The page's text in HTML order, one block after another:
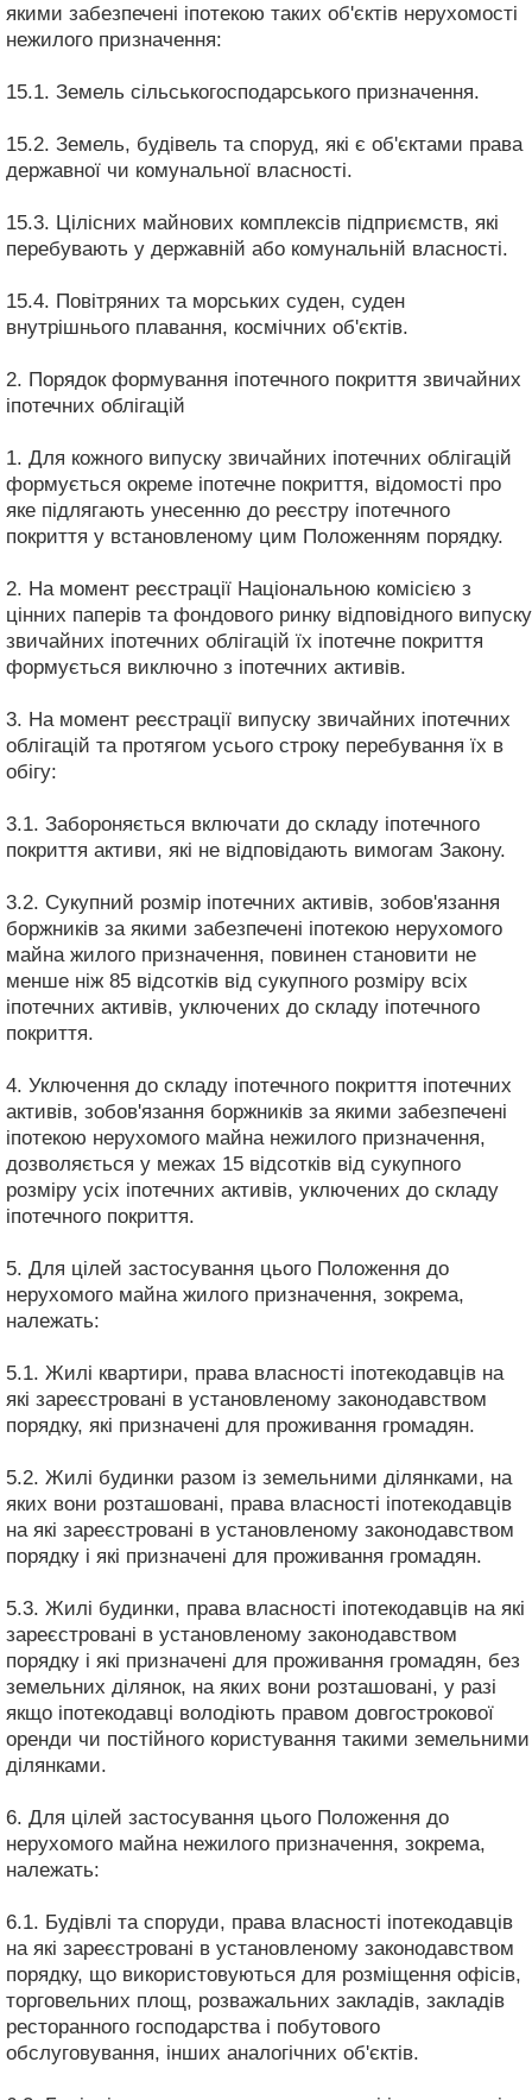
якими забезпечені іпотекою таких об'єктів нерухомості
нежилого призначення:
15.1. Земель сільськогосподарського призначення.
15.2. Земель, будівель та споруд, які є об'єктами права
державної чи комунальної власності.
15.3. Цілісних майнових комплексів підприємств, які
перебувають у державній або комунальній власності.
15.4. Повітряних та морських суден, суден
внутрішнього плавання, космічних об'єктів.
2. Порядок формування іпотечного покриття звичайних
іпотечних облігацій
1. Для кожного випуску звичайних іпотечних облігацій
формується окреме іпотечне покриття, відомості про
яке підлягають унесенню до реєстру іпотечного
покриття у встановленому цим Положенням порядку.
2. На момент реєстрації Національною комісією з
цінних паперів та фондового ринку відповідного випуску
звичайних іпотечних облігацій їх іпотечне покриття
формується виключно з іпотечних активів.
3. На момент реєстрації випуску звичайних іпотечних
облігацій та протягом усього строку перебування їх в
обігу:
3.1. Забороняється включати до складу іпотечного
покриття активи, які не відповідають вимогам Закону.
3.2. Сукупний розмір іпотечних активів, зобов'язання
боржників за якими забезпечені іпотекою нерухомого
майна жилого призначення, повинен становити не
менше ніж 85 відсотків від сукупного розміру всіх
іпотечних активів, уключених до складу іпотечного
покриття.
4. Уключення до складу іпотечного покриття іпотечних
активів, зобов'язання боржників за якими забезпечені
іпотекою нерухомого майна нежилого призначення,
дозволяється у межах 15 відсотків від сукупного
розміру усіх іпотечних активів, уключених до складу
іпотечного покриття.
5. Для цілей застосування цього Положення до
нерухомого майна жилого призначення, зокрема,
належать:
5.1. Жилі квартири, права власності іпотекодавців на
які зареєстровані в установленому законодавством
порядку, які призначені для проживання громадян.
5.2. Жилі будинки разом із земельними ділянками, на
яких вони розташовані, права власності іпотекодавців
на які зареєстровані в установленому законодавством
порядку і які призначені для проживання громадян.
5.3. Жилі будинки, права власності іпотекодавців на які
зареєстровані в установленому законодавством
порядку і які призначені для проживання громадян, без
земельних ділянок, на яких вони розташовані, у разі
якщо іпотекодавці володіють правом довгострокової
оренди чи постійного користування такими земельними
ділянками.
6. Для цілей застосування цього Положення до
нерухомого майна нежилого призначення, зокрема,
належать:
6.1. Будівлі та споруди, права власності іпотекодавців
на які зареєстровані в установленому законодавством
порядку, що використовуються для розміщення офісів,
торговельних площ, розважальних закладів, закладів
ресторанного господарства і побутового
обслуговування, інших аналогічних об'єктів.